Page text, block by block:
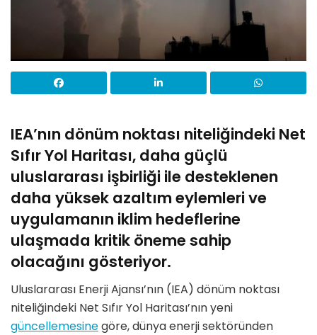
IEA’nın dönüm noktası niteliğindeki Net
Sıfır Yol Haritası, daha güçlü
uluslararası işbirliği ile desteklenen
daha yüksek azaltım eylemleri ve
uygulamanın iklim hedeflerine
ulaşmada kritik öneme sahip
olacağını gösteriyor.
Uluslararası Enerji Ajansı’nın (IEA) dönüm noktası
niteliğindeki Net Sıfır Yol Haritası’nın yeni
güncellemesinegöre, dünya enerji sektöründen